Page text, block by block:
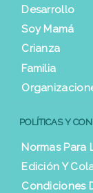
Desarrollo
Soy Mamá
Crianza
Familia
POLÍTICAS Y
Normas Para
Edición Y
Condiciones